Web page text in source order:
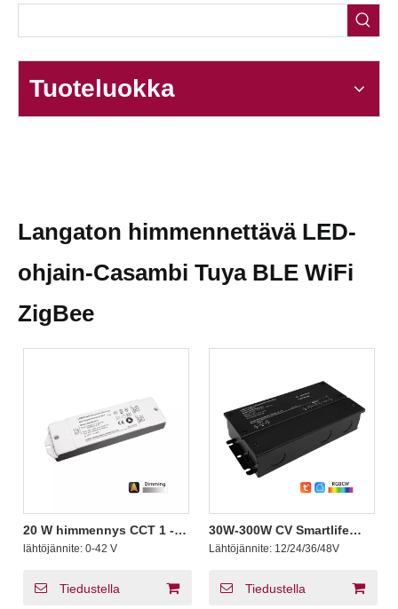
Tuoteluokka
Langaton himmennettävä LED-
ohjain-Casambi Tuya BLE WiFi
ZigBee
20 W himmennys CCT 1 - 2
kanavaa BLE Casambi
vakiovirta LED-ohjain 0 -
paneelin
lähtöjännite: 0-42 V
Tiedustella
30W-300W CV Smartlife
App Langaton himmennys
Zigbee LED -ohjain
Zigbee Dimmerille CCT
Lähtöjännite: 12/24/36/48V
Tiedustella